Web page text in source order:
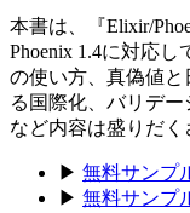
本書は、『Elixir/
Phoenix 1.4に対応し
の使い方、真偽値と
る国際化、バリデー
など内容は盛りだく
▶ 無料サンプ
▶ 無料サンプ